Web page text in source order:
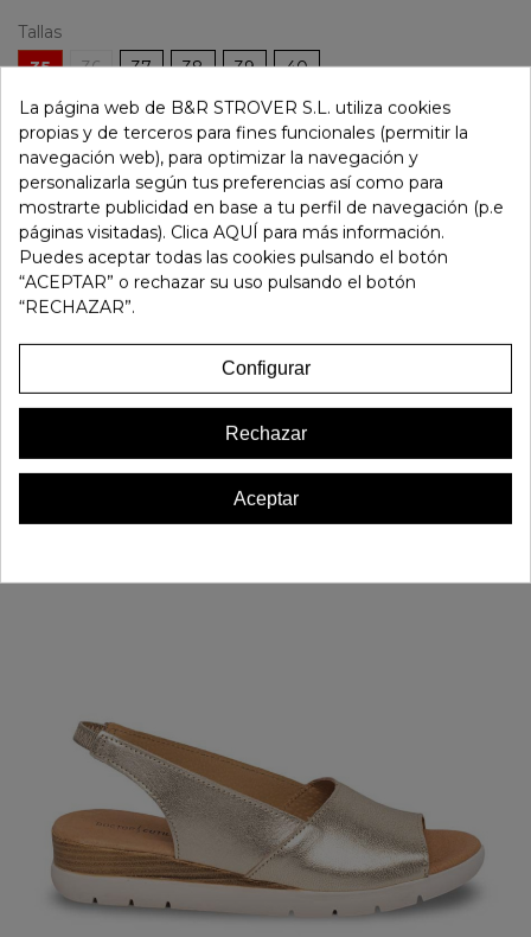
Tallas
35
36 37 38 39 40
-
Añadir Al Carrito
Referencia: 187613
Marca: Doctor Cutillas
16 OTROS PRODUCTOS EN LA MISMA CATEGORÍA:
La página web de B&R STROVER S.L. utiliza cookies
propias y de terceros para fines funcionales (permitir la
navegación web), para optimizar la navegación y
personalizarla según tus preferencias así como para
mostrarte publicidad en base a tu perfil de navegación (p.e
páginas visitadas). Clica AQUÍ para más información.
Puedes aceptar todas las cookies pulsando el botón
“ACEPTAR” o rechazar su uso pulsando el botón
“RECHAZAR”.
Configurar
Rechazar
Aceptar